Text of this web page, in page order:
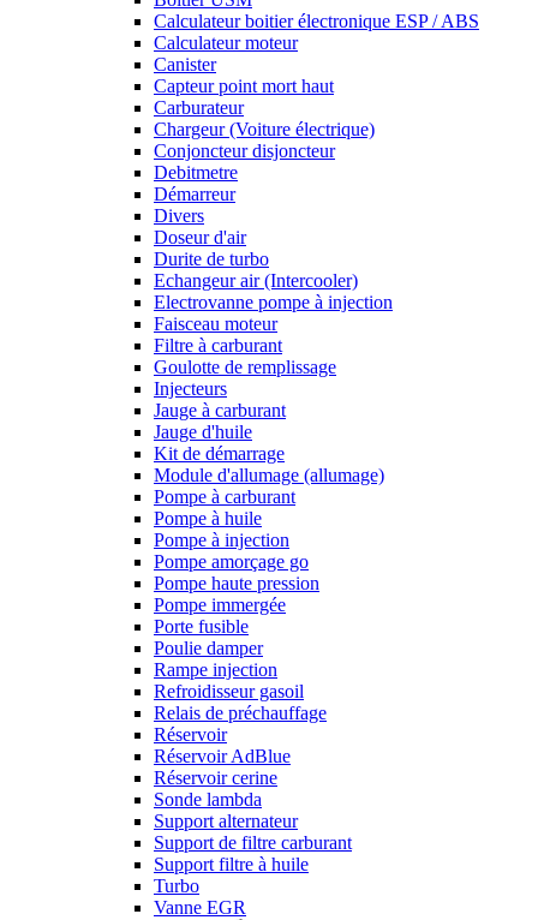
Calculateur boitier électronique ESP / ABS
Calculateur moteur
Canister
Capteur point mort haut
Carburateur
Chargeur (Voiture électrique)
Conjoncteur disjoncteur
Debitmetre
Démarreur
Divers
Doseur d'air
Durite de turbo
Echangeur air (Intercooler)
Electrovanne pompe à injection
Faisceau moteur
Filtre à carburant
Goulotte de remplissage
Injecteurs
Jauge à carburant
Jauge d'huile
Kit de démarrage
Module d'allumage (allumage)
Pompe à carburant
Pompe à huile
Pompe à injection
Pompe amorçage go
Pompe haute pression
Pompe immergée
Porte fusible
Poulie damper
Rampe injection
Refroidisseur gasoil
Relais de préchauffage
Réservoir
Réservoir AdBlue
Réservoir cerine
Sonde lambda
Support alternateur
Support de filtre carburant
Support filtre à huile
Turbo
Vanne EGR